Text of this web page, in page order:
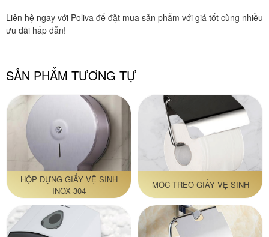
Liên hệ ngay với Poliva để đặt mua sản phẩm với giá tốt cùng nhiều
ưu đãi hấp dẫn!
SẢN PHẨM TƯƠNG TỰ
HỘP ĐỰNG GIẤY VỆ SINH
INOX 304
MÓC TREO GIẤY VỆ SINH